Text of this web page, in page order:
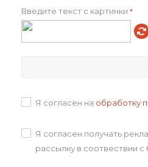
Подробнее
Введите текст с картинки *
Я согласен на обработку
Я согласен получать
рассылку в соотвествии с